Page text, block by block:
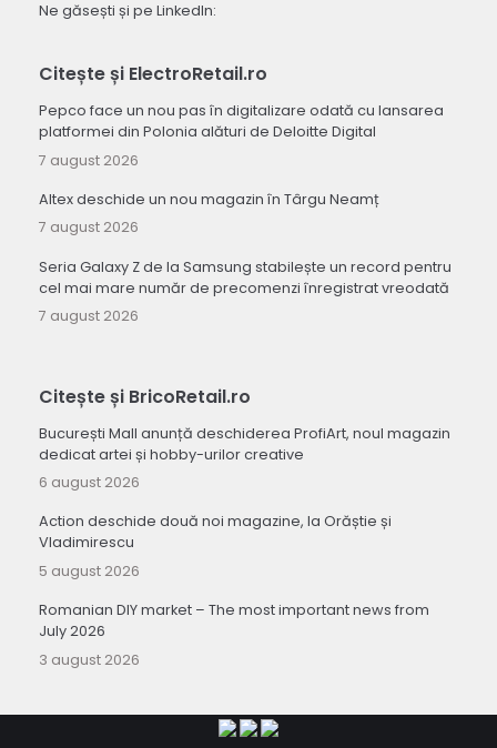
Ne găsești și pe LinkedIn:
Citește și ElectroRetail.ro
Pepco face un nou pas în digitalizare odată cu lansarea
platformei din Polonia alături de Deloitte Digital
7 august 2026
Altex deschide un nou magazin în Târgu Neamț
7 august 2026
Seria Galaxy Z de la Samsung stabilește un record pentru
cel mai mare număr de precomenzi înregistrat vreodată
7 august 2026
Citește și BricoRetail.ro
București Mall anunță deschiderea ProfiArt, noul magazin
dedicat artei și hobby-urilor creative
6 august 2026
Action deschide două noi magazine, la Orăștie și
Vladimirescu
5 august 2026
Romanian DIY market – The most important news from
July 2026
3 august 2026